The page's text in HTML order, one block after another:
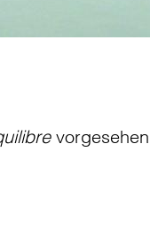
vorgesehen